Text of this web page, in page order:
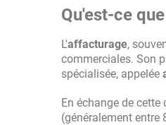
Qu'est-ce
L'affacturage,
commerciales. Son
spécialisée, appelée
En échange de
(généralement entre